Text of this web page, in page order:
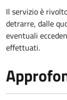
Il servizio è
detrarre, dalle
eventuali
effettuati.